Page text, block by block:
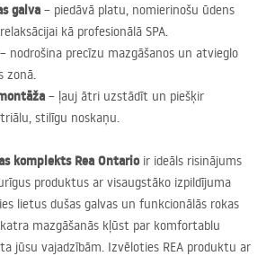
galva – piedāvā platu, nomierinošu ūdens
kā profesionālā SPA.
– nodrošina precīzu mazgāšanos un atvieglo
zonā.
– ļauj ātri uzstādīt un piešķir
stilīgu noskaņu.
komplekts Rea Ontarioir ideāls risinājums
produktus ar visaugstāko izpildījuma
lietus dušas galvas un funkcionālās rokas
mazgāšanās kļūst par komfortablu
jūsu vajadzībām. Izvēloties REA produktu ar